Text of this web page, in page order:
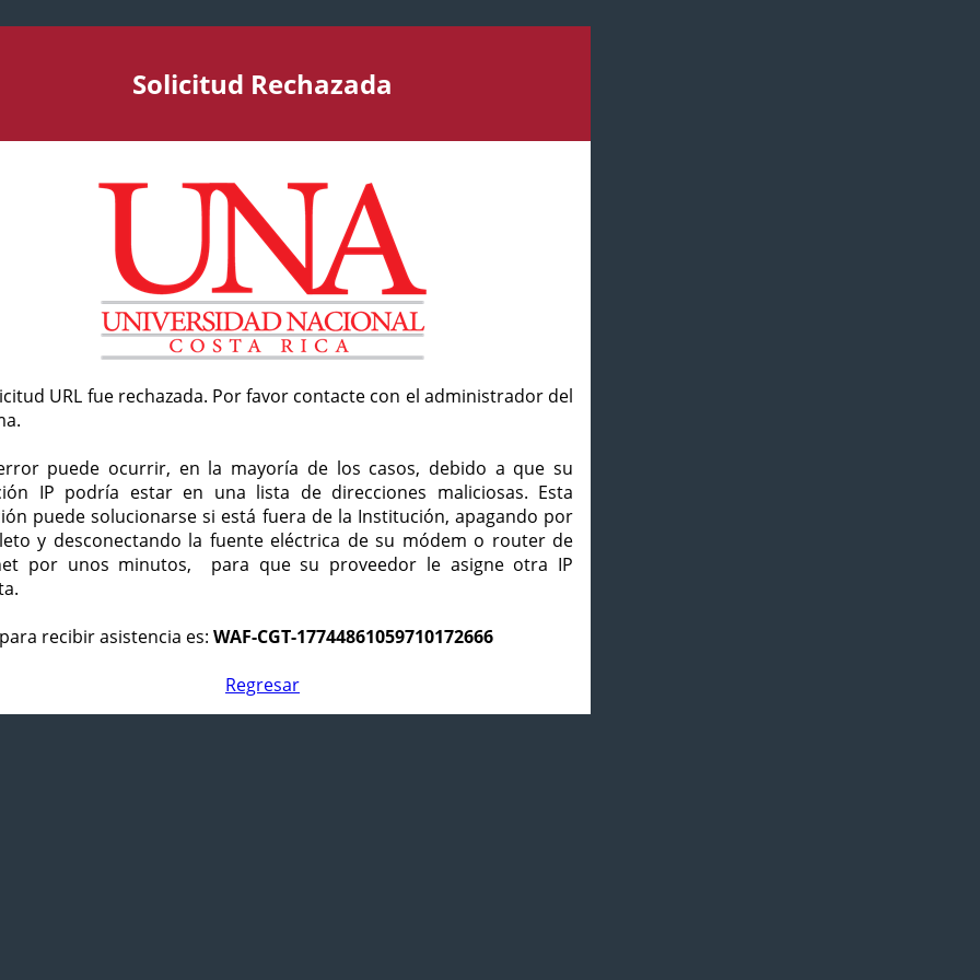
Solicitud Rechazada
URL fue rechazada. Por favor contacte con el administrador del
puede ocurrir, en la mayoría de los casos, debido a que su
IP podría estar en una lista de direcciones maliciosas. Esta
puede solucionarse si está fuera de la Institución, apagando por
y desconectando la fuente eléctrica de su módem o router de
por unos minutos, para que su proveedor le asigne otra IP
recibir asistencia es: WAF-CGT-17744861059710172666
Regresar